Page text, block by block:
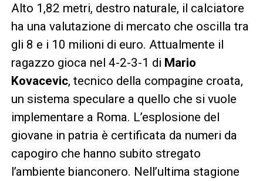
Alto 1,82 metri, destro naturale, il calciatore
ha una valutazione di mercato che oscilla tra
gli 8 e i 10 milioni di euro. Attualmente il
ragazzo gioca nel 4-2-3-1 di Mario
Kovacevic, tecnico della compagine croata,
un sistema speculare a quello che si vuole
implementare a Roma. L’esplosione del
giovane in patria è certificata da numeri da
capogiro che hanno subito stregato
l’ambiente bianconero. Nell’ultima stagione